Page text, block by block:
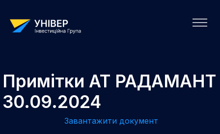
Примітки АТ РАДАМАНТ
30.09.2024
Завантажити документ